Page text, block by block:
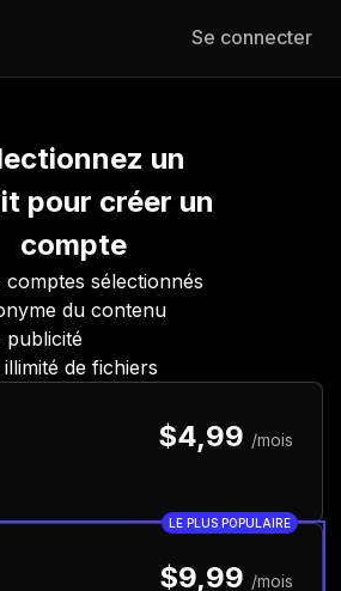
Se connecter
un
pour créer un
compte
sélectionnés
du contenu
publicité
de fichiers
$4,99 /mois
LE PLUS POPULAIRE
$9,99 /mois